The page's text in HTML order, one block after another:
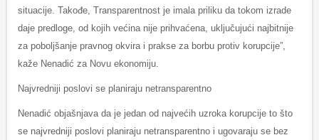
situacije. Takođe, Transparentnost je imala priliku da tokom izrade
daje predloge, od kojih većina nije prihvaćena, uključujući najbitnije
za poboljšanje pravnog okvira i prakse za borbu protiv korupcije”,
kaže Nenadić za Novu ekonomiju.
Najvredniji poslovi se planiraju netransparentno
Nenadić objašnjava da je jedan od najvećih uzroka korupcije to što
se najvredniji poslovi planiraju netransparentno i ugovaraju se bez